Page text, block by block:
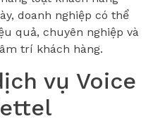
doanh nghiệp có thể
quả, chuyên nghiệp và
trí khách hàng.
vụ Voice